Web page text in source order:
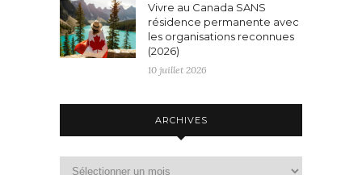
Vivre au Canada SANS
résidence permanente avec
les organisations reconnues
(2026)
10 juillet 2026
ARCHIVES